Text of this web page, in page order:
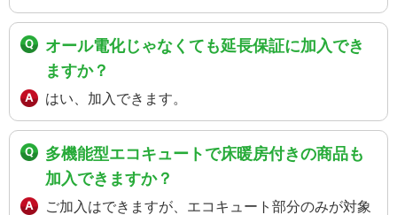
オール電化じゃなくても延長保証に加入でき
ますか？
はい、加入できます。
多機能型エコキュートで床暖房付きの商品も
加入できますか？
ご加入はできますが、エコキュート部分のみが対象